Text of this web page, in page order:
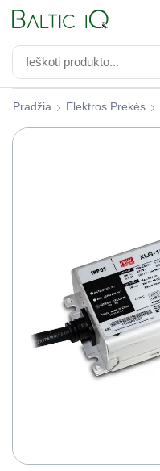
Pradžia Elektros Prekės